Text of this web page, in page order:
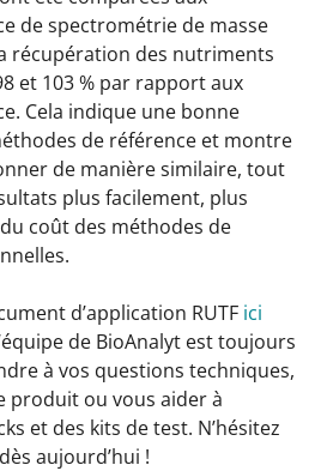
de spectrométrie de masse
récupération des nutriments
et 103 % par rapport aux
Cela indique une bonne
de référence et montre
de manière similaire, tout
plus facilement, plus
coût des méthodes de
d’application RUTF ici
de BioAnalyt est toujours
à vos questions techniques,
produit ou vous aider à
et des kits de test. N’hésitez
dès aujourd’hui !